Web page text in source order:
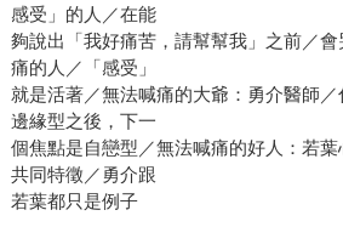
感受」的人／在能
夠說出「我好痛苦，請幫幫我」之前／
痛的人／「感受」
就是活著／無法喊痛的大爺：勇介醫師
邊緣型之後，下一
個焦點是自戀型／無法喊痛的好人：若
共同特徵／勇介跟
若葉都只是例子